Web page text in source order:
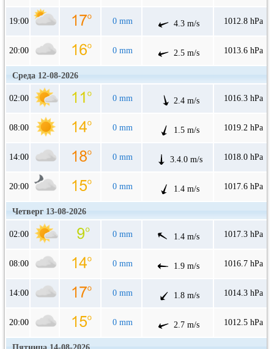
19:00 0 mm 4.3 m/s 1012.8 hPa
20:00 0 mm 2.5 m/s 1013.6 hPa
Среда 12-08-2026
02:00 0 mm 2.4 m/s 1016.3 hPa
08:00 0 mm 1.5 m/s 1019.2 hPa
14:00 0 mm 3.4.0 m/s 1018.0 hPa
20:00 0 mm 1.4 m/s 1017.6 hPa
Четверг 13-08-2026
02:00 0 mm 1.4 m/s 1017.3 hPa
08:00 0 mm 1.9 m/s 1016.7 hPa
14:00 0 mm 1.8 m/s 1014.3 hPa
20:00 0 mm 2.7 m/s 1012.5 hPa